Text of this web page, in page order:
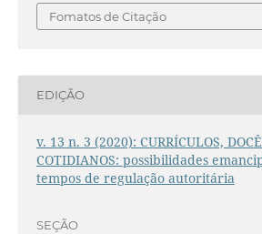
Fomatos de Citação
EDIÇÃO
v. 13 n. 3 (2020): CURRÍCULOS,
COTIDIANOS: possibilidades
tempos de regulação autoritária
SEÇÃO